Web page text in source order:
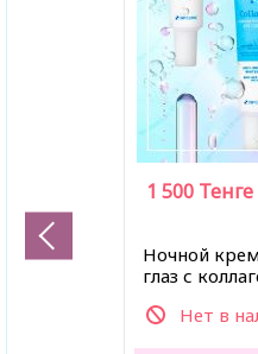
Ночной
глаз с
Нет в
1 500 Тенге